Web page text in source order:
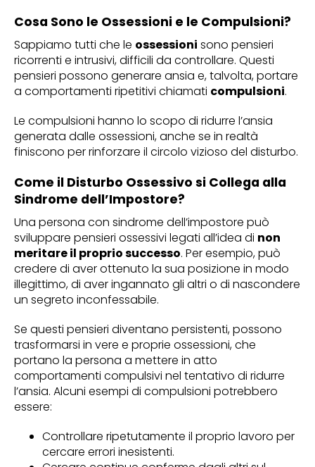
Cosa Sono le Ossessioni e le Compulsioni?
Sappiamo tutti che le ossessioni sono pensieri
ricorrenti e intrusivi, difficili da controllare. Questi
pensieri possono generare ansia e, talvolta, portare
a comportamenti ripetitivi chiamati compulsioni.
Le compulsioni hanno lo scopo di ridurre l’ansia
generata dalle ossessioni, anche se in realtà
finiscono per rinforzare il circolo vizioso del disturbo.
Come il Disturbo Ossessivo si Collega alla
Sindrome dell’Impostore?
Una persona con sindrome dell’impostore può
sviluppare pensieri ossessivi legati all’idea di non
meritare il proprio successo. Per esempio, può
credere di aver ottenuto la sua posizione in modo
illegittimo, di aver ingannato gli altri o di nascondere
un segreto inconfessabile.
Se questi pensieri diventano persistenti, possono
trasformarsi in vere e proprie ossessioni, che
portano la persona a mettere in atto
comportamenti compulsivi nel tentativo di ridurre
l’ansia. Alcuni esempi di compulsioni potrebbero
essere:
Controllare ripetutamente il proprio lavoro per
cercare errori inesistenti.